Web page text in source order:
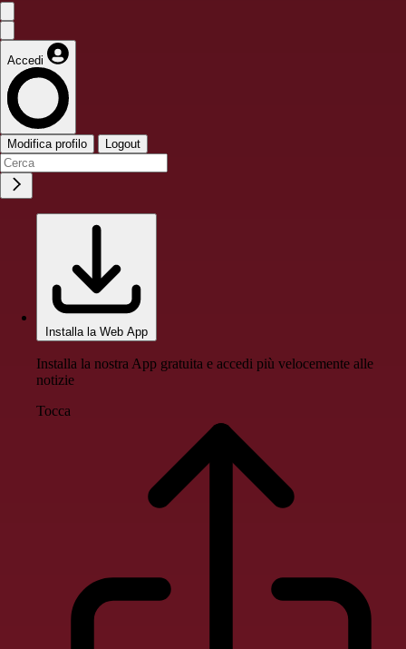
Accedi
Modifica profilo Logout
Installa la Web App
Installa la nostra App gratuita e accedi più velocemente alle
notizie
Tocca